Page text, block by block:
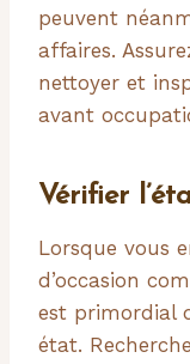
peuvent
affaires.
nettoyer et
avant
Vérifier
Lorsque vous
d’occasion
est primordial
état.